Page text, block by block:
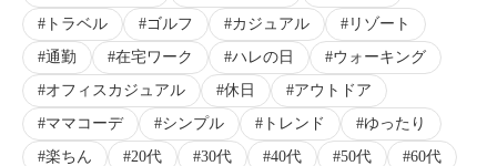
トラベル
ゴルフ カジュアル
リゾート
通勤
在宅ワーク ハレの日
ウォーキング
オフィスカジュアル
休日
アウトドア
ママコーデ
シンプル トレンド
ゆったり
楽ちん
20代 30代 40代 50代
60代